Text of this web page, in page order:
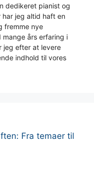
dedikeret pianist og
har jeg altid haft en
fremme nye
mange års erfaring i
jeg efter at levere
indhold til vores
Fra temaer til